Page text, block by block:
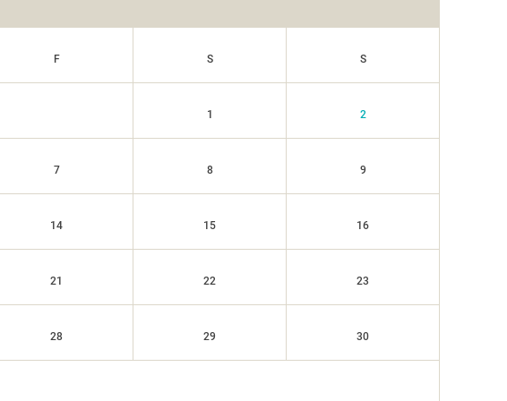
F S S
1 2
7 8 9
14 15 16
21 22 23
28 29 30